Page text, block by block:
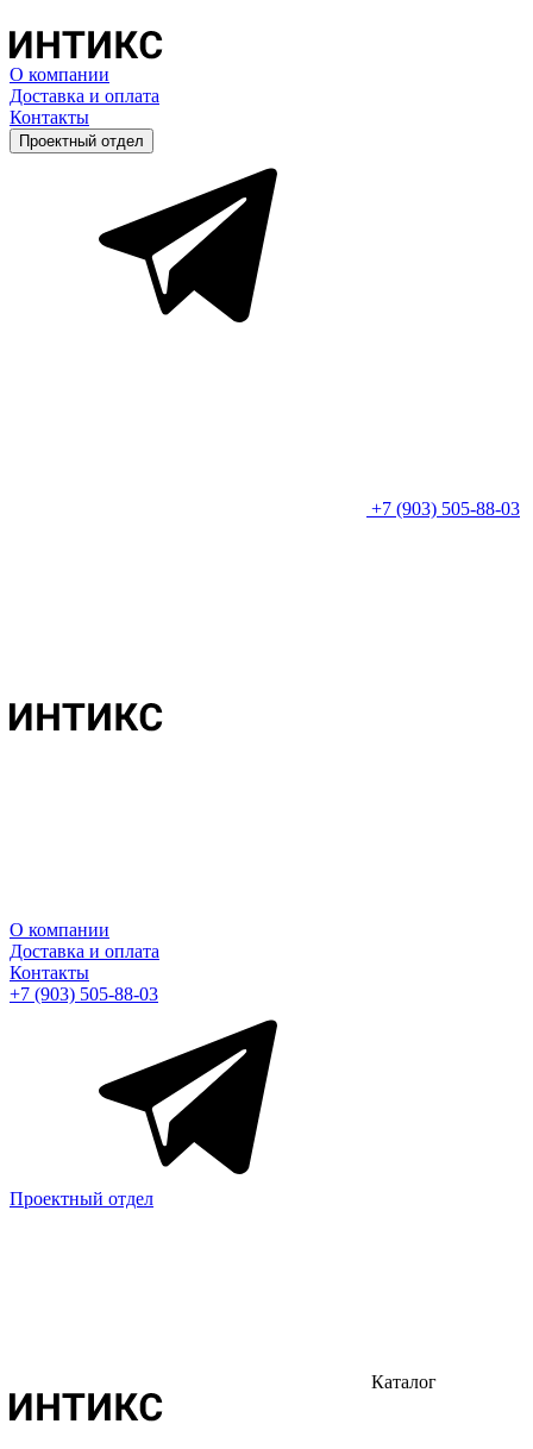
О компании
Доставка и оплата
Контакты
Проектный отдел
+7 (903) 505-88-03
О компании
Доставка и оплата
Контакты
+7 (903) 505-88-03
Проектный отдел
Каталог